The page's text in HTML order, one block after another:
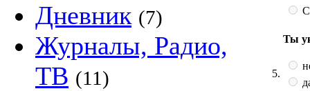
Дневник (7)
Журналы, Радио,
ТВ (11) 5.
Ты